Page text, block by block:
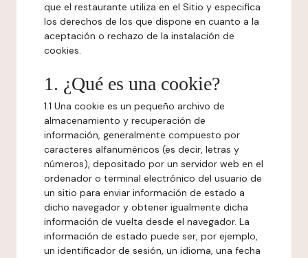
que el restaurante utiliza en el Sitio y especifica
los derechos de los que dispone en cuanto a la
aceptación o rechazo de la instalación de
cookies.
1. ¿Qué es una cookie?
1.1 Una cookie es un pequeño archivo de
almacenamiento y recuperación de
información, generalmente compuesto por
caracteres alfanuméricos (es decir, letras y
números), depositado por un servidor web en el
ordenador o terminal electrónico del usuario de
un sitio para enviar información de estado a
dicho navegador y obtener igualmente dicha
información de vuelta desde el navegador. La
información de estado puede ser, por ejemplo,
un identificador de sesión, un idioma, una fecha